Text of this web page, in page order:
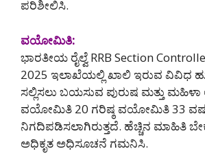
ಪರಿಶೀಲಿಸಿ.
ವಯೋಮಿತಿ:
ಭಾರತೀಯ ರೈಲ್ವೆ RRB Section
2025 ಇಲಾಖೆಯಲ್ಲಿ ಖಾಲಿ ಇರುವ ವಿವಿಧ
ಸಲ್ಲಿಸಲು ಬಯಸುವ ಪುರುಷ ಮತ್ತು ಮಹಿಳಾ
ವಯೋಮಿತಿ 20 ಗರಿಷ್ಠ ವಯೋಮಿತಿ 33
ನಿಗದಿಪಡಿಸಲಾಗಿರುತ್ತದೆ. ಹೆಚ್ಚಿನ ಮಾಹಿತಿ
ಅಧಿಕೃತ ಅಧಿಸೂಚನೆ ಗಮನಿಸಿ.